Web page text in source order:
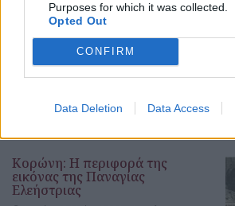
Purposes for which it was collected.
Opted Out
CONFIRM
Data Deletion Data Access
Κυριακή, 1 Ιουνίου 2008 -Έπαθλο
ΔΙΑΦΟΡΑ
Κορώνη: Η περιφορά της
εικόνας της Παναγίας
Ελεήστριας